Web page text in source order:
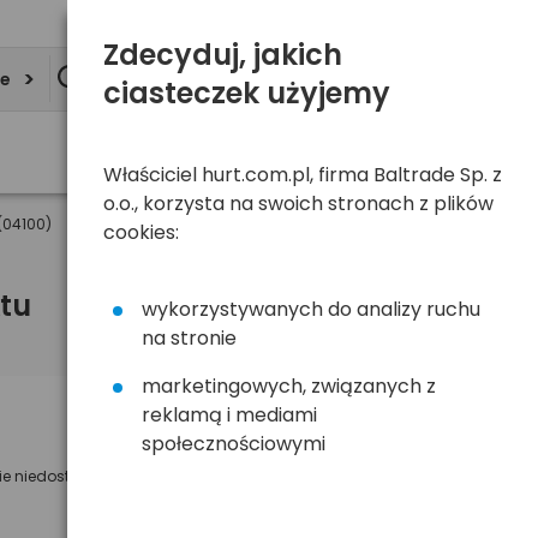
niedostępny
Powiadom mnie o dostępności
Zdecyduj, jakich
ciasteczek użyjemy
Właściciel hurt.com.pl, firma Baltrade Sp. z
o.o., korzysta na swoich stronach z plików
cookies:
wykorzystywanych do analizy ruchu
na stronie
marketingowych, związanych z
reklamą i mediami
społecznościowymi